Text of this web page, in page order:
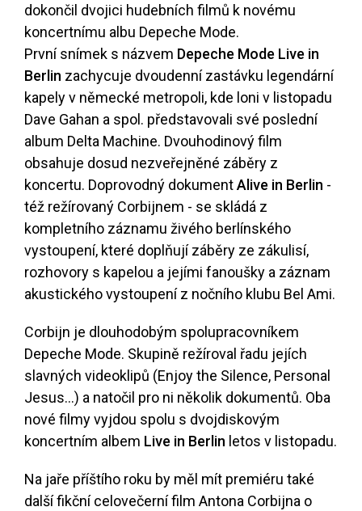
dokončil dvojici hudebních filmů k novému
koncertnímu albu Depeche Mode.
První snímek s názvem Depeche Mode Live in
Berlin zachycuje dvoudenní zastávku legendární
kapely v německé metropoli, kde loni v listopadu
Dave Gahan a spol. představovali své poslední
album Delta Machine. Dvouhodinový film
obsahuje dosud nezveřejněné záběry z
koncertu. Doprovodný dokumentAlive in Berlin -
též režírovaný Corbijnem - se skládá z
kompletního záznamu živého berlínského
vystoupení, které doplňují záběry ze zákulisí,
rozhovory s kapelou a jejími fanoušky a záznam
akustického vystoupení z nočního klubu Bel Ami.
Corbijn je dlouhodobým spolupracovníkem
Depeche Mode. Skupině režíroval řadu jejích
slavných videoklipů (Enjoy the Silence, Personal
Jesus...) a natočil pro ni několik dokumentů. Oba
nové filmy vyjdou spolu s dvojdiskovým
koncertním albem Live in Berlin letos v listopadu.
Na jaře příštího roku by měl mít premiéru také
další fikční celovečerní film Antona Corbijna o